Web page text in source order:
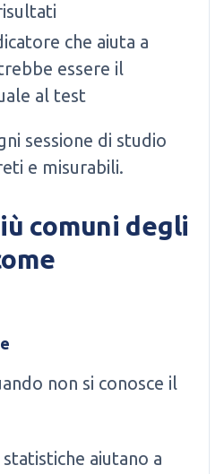
che aiuta a
essere il
al test
sessione di studio
e misurabili.
comuni degli
non si conosce il
aiutano a